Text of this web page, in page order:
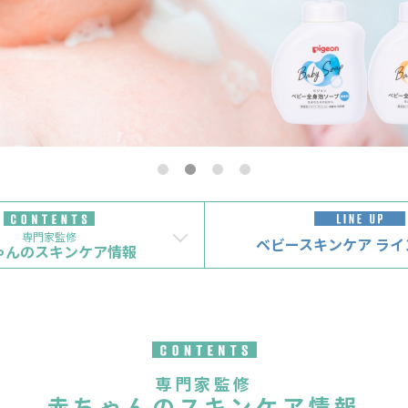
1 2 3 4
専門家監修
んのスキンケア情報 ベビースキンケア ラ
専門家監修